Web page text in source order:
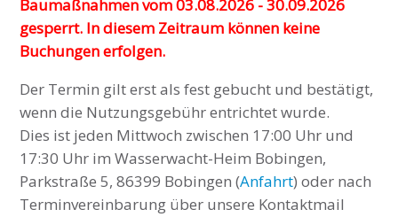
Baumaßnahmen vom 03.08.2026 - 30.09.2026
gesperrt. In diesem Zeitraum können keine
Buchungen erfolgen.
Der Termin gilt erst als fest gebucht und bestätigt,
wenn die Nutzungsgebühr entrichtet wurde.
Dies ist jeden Mittwoch zwischen 17:00 Uhr und
17:30 Uhr im Wasserwacht-Heim Bobingen,
Parkstraße 5, 86399 Bobingen (Anfahrt) oder nach
Terminvereinbarung über unsere Kontaktmail